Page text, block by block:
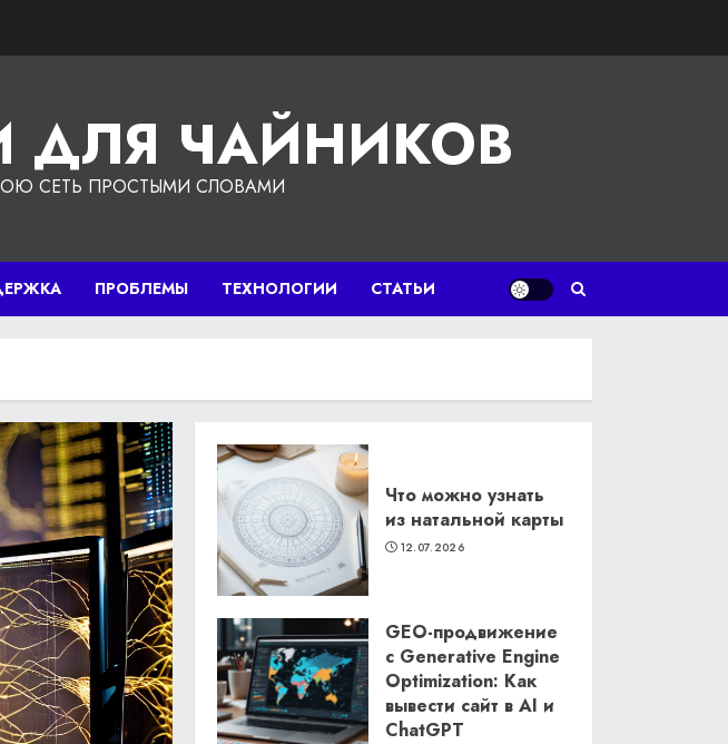
ДЛЯ ЧАЙНИКОВ
СЕТЬ ПРОСТЫМИ СЛОВАМИ
ПРОБЛЕМЫ ТЕХНОЛОГИИ СТАТЬИ
Что можно узнать
из натальной карты
12.07.2026
GEO-продвижение
с Generative Engine
Optimization: Как
вывести сайт в AI и
ChatGPT